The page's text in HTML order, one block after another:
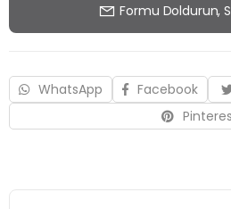
Formu Doldurun,
WhatsApp Facebook